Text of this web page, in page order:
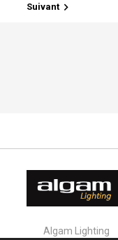
Suivant
Algam Lighting